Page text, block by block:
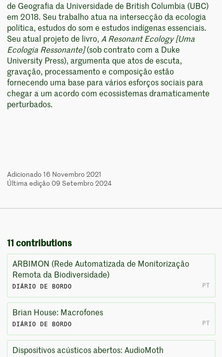
de Geografia da Universidade de British Columbia (UBC)
em 2018. Seu trabalho atua na intersecção da ecologia
política, estudos do som e estudos indígenas essenciais.
Seu atual projeto de livro, A Resonant Ecology [Uma
Ecologia Ressonante](sob contrato com a Duke
University Press), argumenta que atos de escuta,
gravação, processamento e composição estão
fornecendo uma base para vários esforços sociais para
chegar a um acordo com ecossistemas dramaticamente
perturbados.
Adicionado 16 Novembro 2021
Última edição 09 Setembro 2024
11 contributions
ARBIMON (Rede Automatizada de Monitorização
Remota da Biodiversidade)
DIÁRIO DE BORDO PT
Brian House: Macrofones
DIÁRIO DE BORDO PT
Dispositivos acústicos abertos: AudioMoth